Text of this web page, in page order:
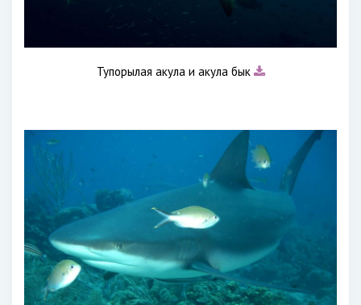
Тупорылая акула и акула бык